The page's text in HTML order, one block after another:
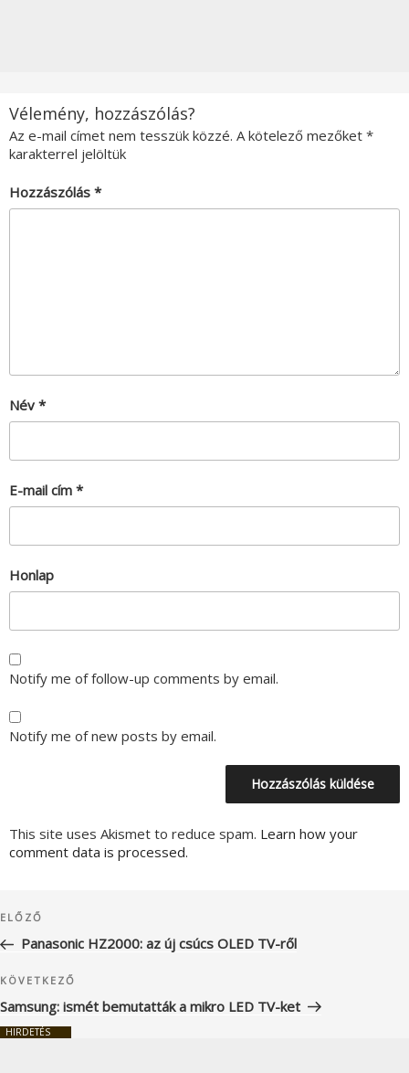
Vélemény, hozzászólás?
Az e-mail címet nem tesszük közzé. A kötelező mezőket *
karakterrel jelöltük
Hozzászólás *
Név *
E-mail cím *
Honlap
Notify me of follow-up comments by email.
Notify me of new posts by email.
This site uses Akismet to reduce spam. Learn how your
comment data is processed.
navigáció
Korábbi
bejegyzés
ELŐZŐ
Panasonic HZ2000: az új csúcs OLED TV-ről
Következő
bejegyzés
KÖVETKEZŐ
Samsung: ismét bemutatták a mikro LED TV-ket
HIRDETÉS